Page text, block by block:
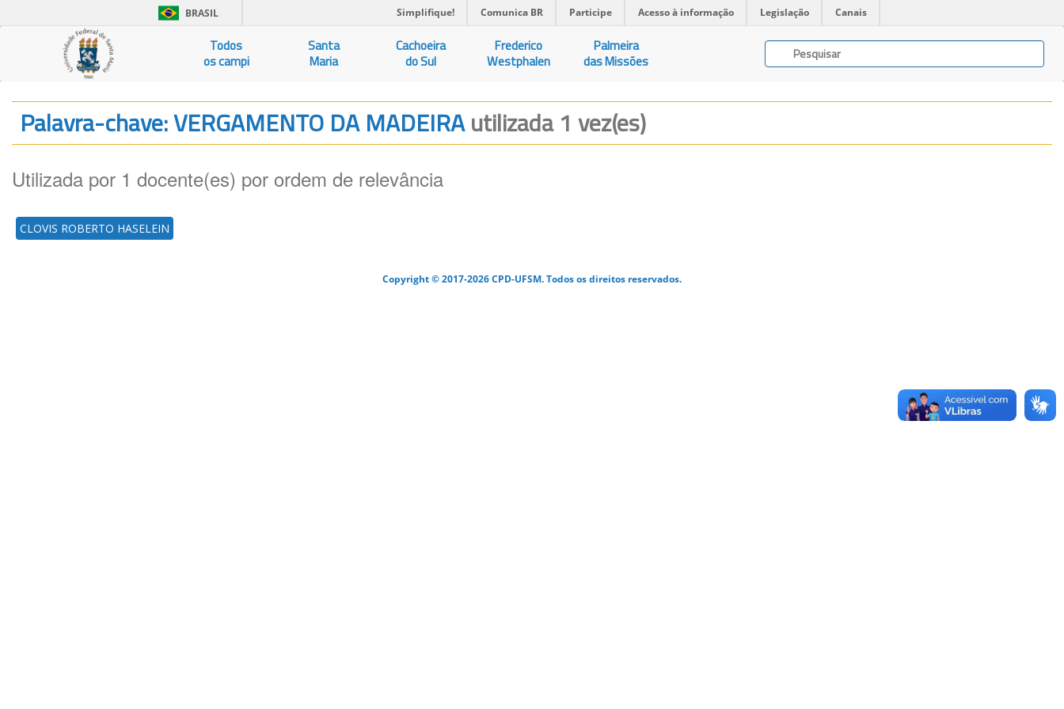
BRASIL Simplifique! Comunica BR Participe Acesso à informação Legislação Canais
Todos
os campi
Santa
Maria
Cachoeira
do Sul
Frederico
Westphalen
Palmeira
das Missões
Palavra-chave: VERGAMENTO DA MADEIRAutilizada 1 vez(es)
Utilizada por 1 docente(es) por ordem de relevância
CLOVIS ROBERTO HASELEIN
Copyright © 2017-2026 CPD-UFSM. Todos os direitos reservados.